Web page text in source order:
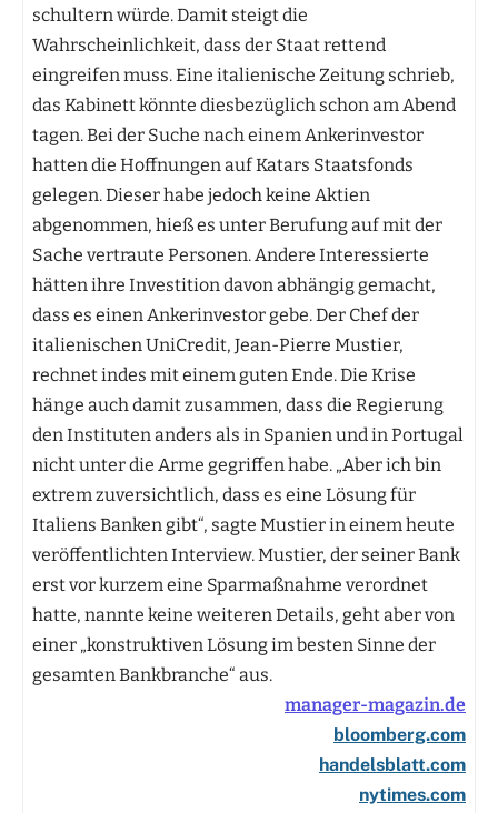
schultern würde. Damit steigt die
Wahrscheinlichkeit, dass der Staat rettend
eingreifen muss. Eine italienische Zeitung schrieb,
das Kabinett könnte diesbezüglich schon am Abend
tagen. Bei der Suche nach einem Ankerinvestor
hatten die Hoffnungen auf Katars Staatsfonds
gelegen. Dieser habe jedoch keine Aktien
abgenommen, hieß es unter Berufung auf mit der
Sache vertraute Personen. Andere Interessierte
hätten ihre Investition davon abhängig gemacht,
dass es einen Ankerinvestor gebe. Der Chef der
italienischen UniCredit, Jean-Pierre Mustier,
rechnet indes mit einem guten Ende. Die Krise
hänge auch damit zusammen, dass die Regierung
den Instituten anders als in Spanien und in Portugal
nicht unter die Arme gegriffen habe. „Aber ich bin
extrem zuversichtlich, dass es eine Lösung für
Italiens Banken gibt“, sagte Mustier in einem heute
veröffentlichten Interview. Mustier, der seiner Bank
erst vor kurzem eine Sparmaßnahme verordnet
hatte, nannte keine weiteren Details, geht aber von
einer „konstruktiven Lösung im besten Sinne der
gesamten Bankbranche“ aus.
manager-magazin.de
bloomberg.com
handelsblatt.com
nytimes.com